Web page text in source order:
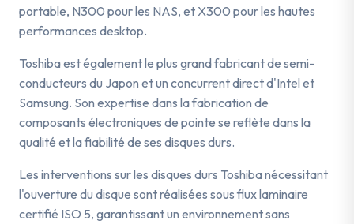
portable, N300 pour les NAS, et X300 pour les hautes
performances desktop.
Toshiba est également le plus grand fabricant de semi-
conducteurs du Japon et un concurrent direct d'Intel et
Samsung. Son expertise dans la fabrication de
composants électroniques de pointe se reflète dans la
qualité et la fiabilité de ses disques durs.
Les interventions sur les disques durs Toshiba nécessitant
l'ouverture du disque sont réalisées sous flux laminaire
certifié ISO 5, garantissant un environnement sans